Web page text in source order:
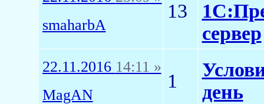
smaharbA
13
сервер
22.11.2016 14:11 »
MagAN
1
день